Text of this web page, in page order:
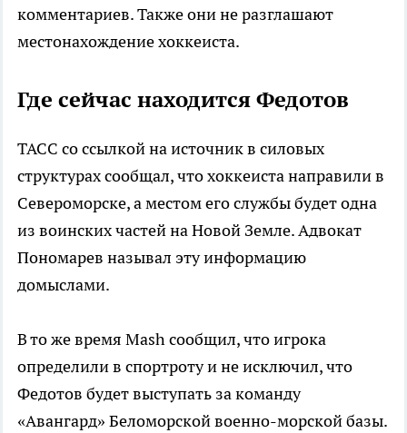
комментариев. Также они не разглашают
местонахождение хоккеиста.
Где сейчас находится Федотов
ТАСС со ссылкой на источник в силовых
структурах сообщал, что хоккеиста направили в
Североморске, а местом его службы будет одна
из воинских частей на Новой Земле. Адвокат
Пономарев называл эту информацию
домыслами.
В то же время Mash сообщил, что игрока
определили в спортроту и не исключил, что
Федотов будет выступать за команду
«Авангард» Беломорской военно-морской базы.